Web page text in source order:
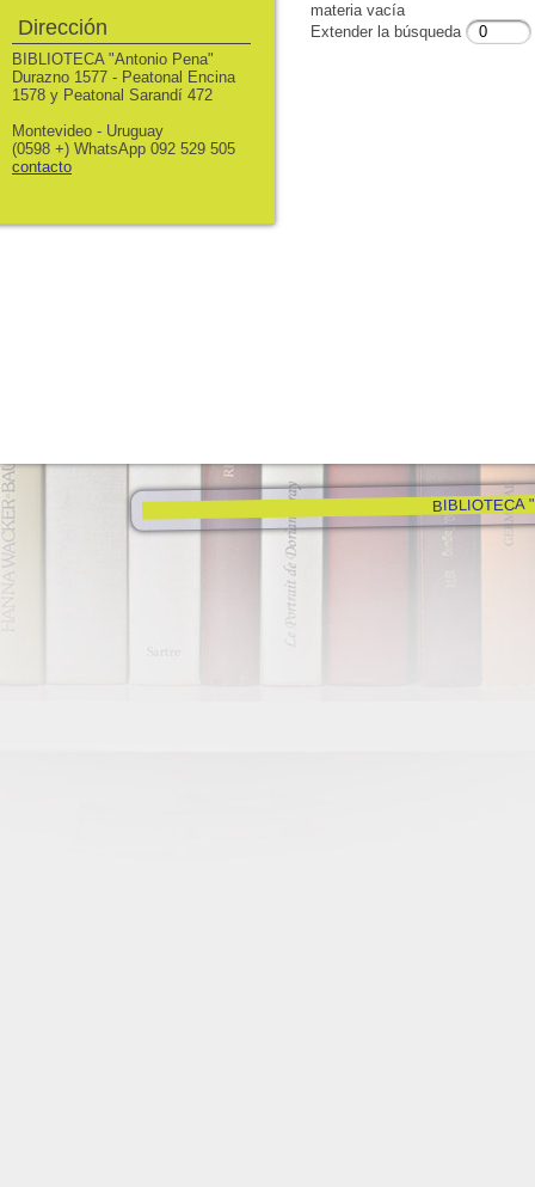
materia vacía
Extender la búsqueda
BIBLIOTECA
Dirección
BIBLIOTECA "Antonio Pena"
Durazno 1577 - Peatonal Encina
1578 y Peatonal Sarandí 472
Montevideo - Uruguay
(0598 +) WhatsApp 092 529 505
contacto